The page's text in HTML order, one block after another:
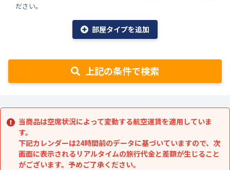
ださい。
部屋タイプを追加
上記の条件で検索
当商品は空席状況によって変動する航空運賃を適用していま
す。
下記カレンダーは24時間前のデータに基づいていますので、次
画面に表示されるリアルタイムの旅行代金と差額が生じること
がございます。予めご了承ください。